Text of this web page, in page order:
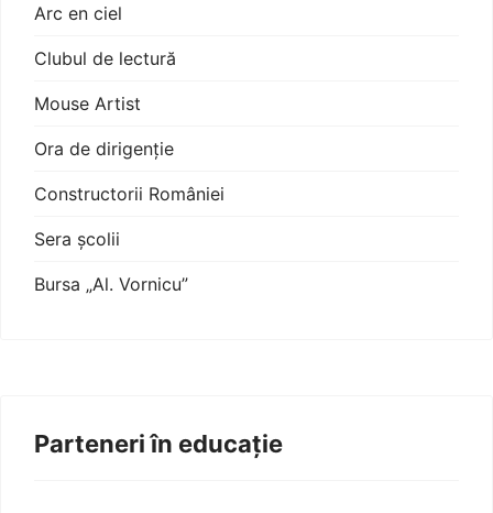
Arc en ciel
Clubul de lectură
Mouse Artist
Ora de dirigenție
Constructorii României
Sera școlii
Bursa „Al. Vornicu”
Parteneri în educație